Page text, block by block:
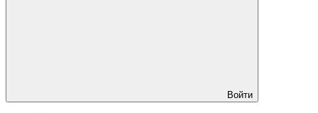
Войти